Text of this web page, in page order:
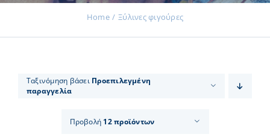
Νέα
Home Ξύλινες φιγούρες
Ταξινόμηση βάσει Προεπιλεγμένη
παραγγελία
Προβολή 12 προϊόντων